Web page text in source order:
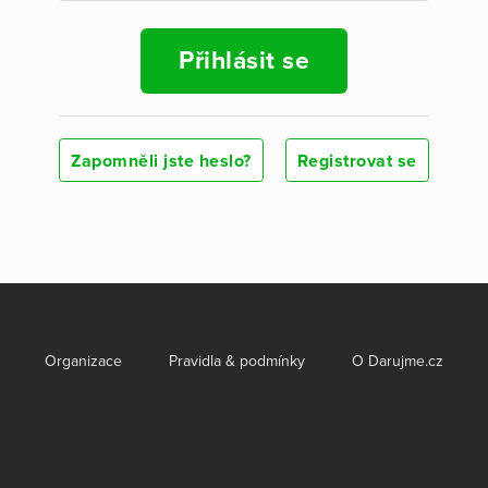
Přihlásit se
Zapomněli jste heslo? Registrovat se
Organizace Pravidla & podmínky O Darujme.cz